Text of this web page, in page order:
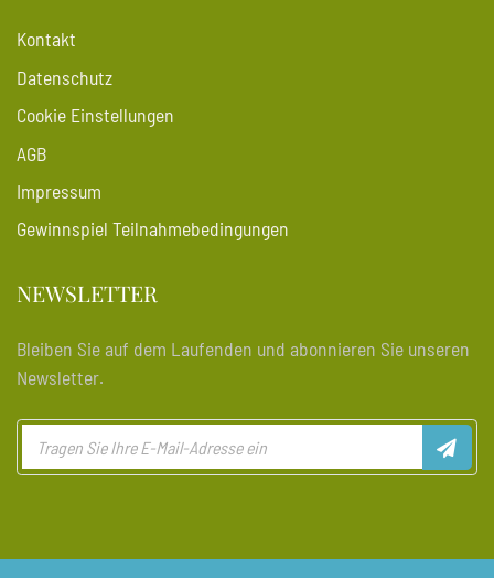
Kontakt
Datenschutz
Cookie Einstellungen
AGB
Impressum
Gewinnspiel Teilnahmebedingungen
NEWSLETTER
Bleiben Sie auf dem Laufenden und abonnieren Sie unseren
Newsletter.